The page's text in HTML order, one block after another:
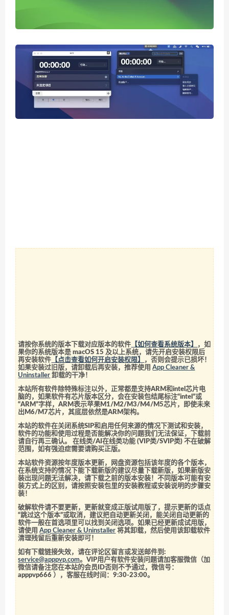
请按你系统的版本下载对应版本的软件 【如何查看系统版本】
，如
果你的系统版本是 macOS 15 及以上系统，请先开启安装权限后
再安装软件 【点击查看如何开启安装权限】
，否则会提示已损坏！
如果安装过旧版，请卸载后再安装，推荐使用App Cleaner &
Uninstaller 卸载的干净！
本站所有软件除特殊标注以外，正常都是支持ARM和intel芯片电
脑的，如果软件有芯片版本区分，会在安装包结尾标注“intel”或
“ARM”字样，ARM表示苹果M1/M2/M3/M4/M5芯片，即使未来
出M6/M7芯片，其底层依然是ARM架构。
本站的软件在关闭系统SIP和启用任何来源的情况下测试和安装，
软件的功能和使用过程是否能解决你的问题我们无法保证，下载前
请自行再三确认。 在线类/AI在线类功能 (VIP类/SVIP类) 不在破解
范围，如有强迫症需要请购买正版。
本站软件资源按年度版本更新，网盘资源包括该年度的各个版本，
在系统支持的情况下能下载新版的建议尽量下载新版，如果新版安
装出现问题无法解决，请下载之前的版本安装！不同版本可能有安
装方式上的区别，请按照安装包里的安装教程或安装说明的步骤安
装！
破解软件请不要更新，更新就变成正版试用版了，提示更新的话点
“跳过这个版本”或取消，建议把自动更新关闭，能关闭自动更新的
软件一般在首选项里可以找到关闭选项。如果已经更新成试用版，
请使用App Cleaner & Uninstaller 将其卸载，然后使用该卸载软件
清理残留后重新安装即可！
如有下载链接失效，请在评论区留言或发送邮件到:
service@apppvp.com。VIP用户有软件安装问题请加客服微信（加
微信请备注您在本站的会员ID否则不予通过，微信号：
apppvp666 ），客服在线时间：9:30-23:00。